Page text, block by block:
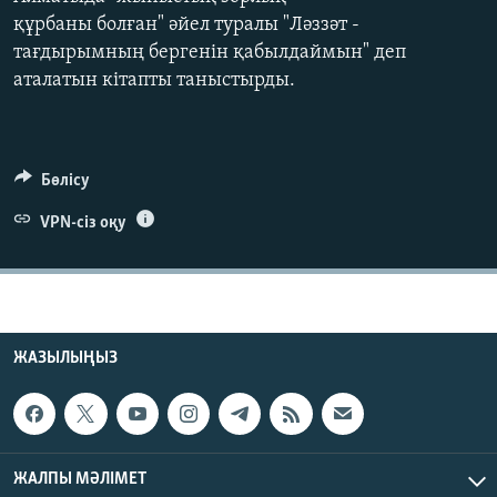
ЖАЗЫЛЫҢЫЗ
құрбаны болған" әйел туралы "Ләззәт -
тағдырымның бергенін қабылдаймын" деп
аталатын кітапты таныстырды.
Бөлісу
VPN-сіз оқу
ЖАЗЫЛЫҢЫЗ
ЖАЛПЫ МӘЛІМЕТ